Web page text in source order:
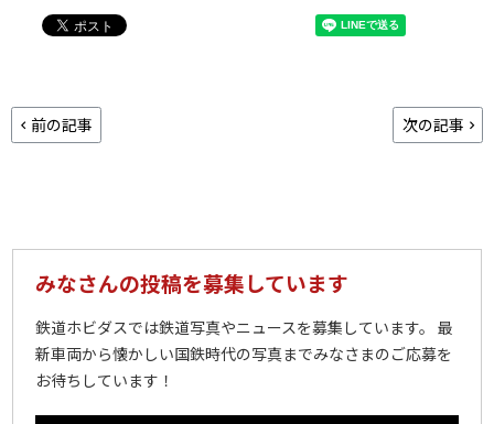
前の記事 次の記事
みなさんの投稿を募集しています
鉄道ホビダスでは鉄道写真やニュースを募集しています。 最
新車両から懐かしい国鉄時代の写真までみなさまのご応募を
お待ちしています！